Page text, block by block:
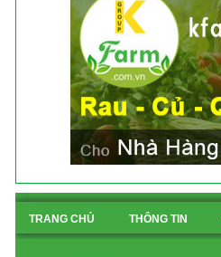
TRANG CHỦ THÔNG TIN